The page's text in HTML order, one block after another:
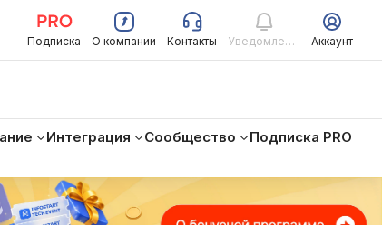
Подписка О компании Контакты Уведомления Аккаунт
Интеграция Сообщество
Подписка PRO